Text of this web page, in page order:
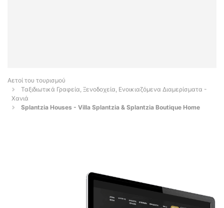
Αετοί του τουρισμού
Ταξιδιωτικά Γραφεία, Ξενοδοχεία, Ενοικιαζόμενα Διαμερίσματα -
Χανιά
Splantzia Houses - Villa Splantzia & Splantzia Boutique Home